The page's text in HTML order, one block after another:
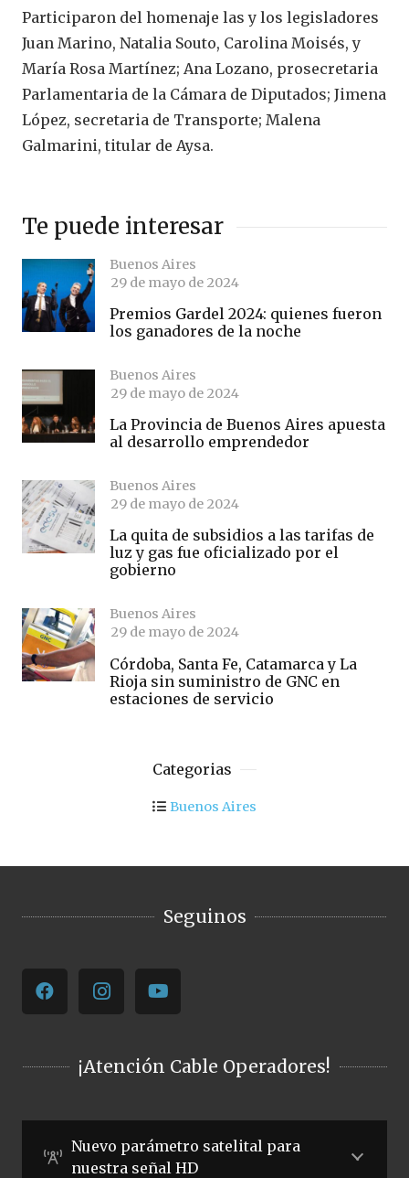
Participaron del homenaje las y los legisladores
Juan Marino, Natalia Souto, Carolina Moisés, y
María Rosa Martínez; Ana Lozano, prosecretaria
Parlamentaria de la Cámara de Diputados; Jimena
López, secretaria de Transporte; Malena
Galmarini, titular de Aysa.
Te puede interesar
Buenos Aires
29 de mayo de 2024
Premios Gardel 2024: quienes fueron
los ganadores de la noche
Buenos Aires
29 de mayo de 2024
La Provincia de Buenos Aires apuesta
al desarrollo emprendedor
Buenos Aires
29 de mayo de 2024
La quita de subsidios a las tarifas de
luz y gas fue oficializado por el
gobierno
Buenos Aires
29 de mayo de 2024
Córdoba, Santa Fe, Catamarca y La
Rioja sin suministro de GNC en
estaciones de servicio
Categorias
Buenos Aires
Seguinos
¡Atención Cable Operadores!
Nuevo parámetro satelital para
nuestra señal HD